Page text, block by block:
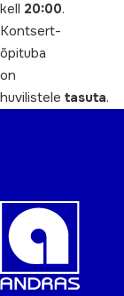
kell 20:00.
Kontsert-
õpituba
on
huvilistele tasuta.